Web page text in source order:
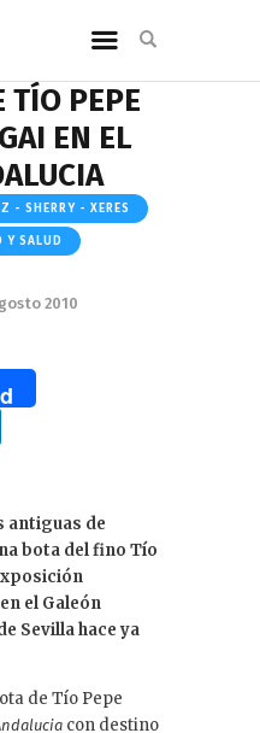
TÍO PEPE
EN EL
- SHERRY - XERES
Y SALUD
2010
e
dI
n
antiguas de
bota del fino Tío
el Galeón
Sevilla hace ya
de Tío Pepe
con destino